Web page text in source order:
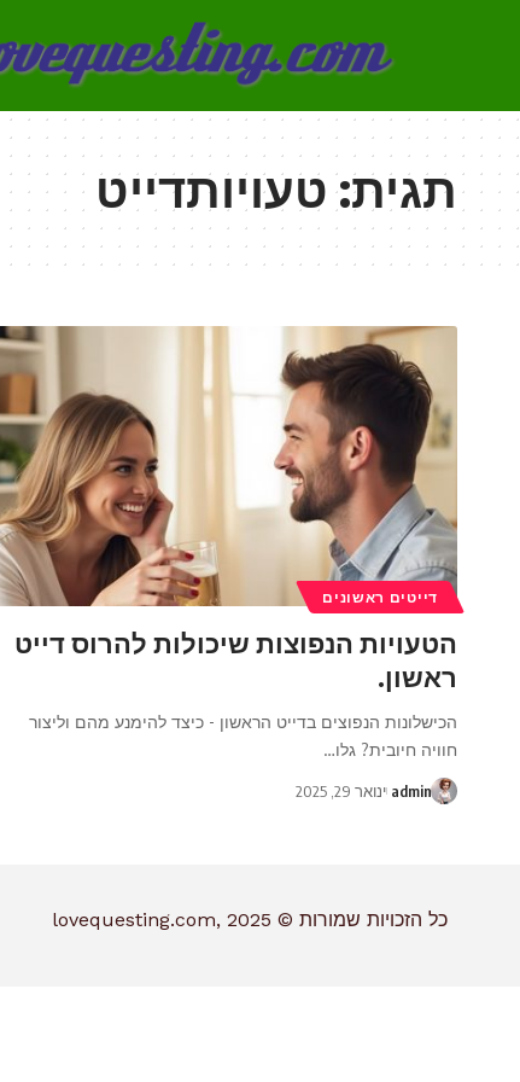
תגית:טעויותדייט
דייטים ראשונים
הטעויות הנפוצות שיכולות להרוס דייט
ראשון.
הכישלונות הנפוצים בדייט הראשון - כיצד להימנע מהם וליצור
חוויה חיובית? גלו…
admin ינואר 29, 2025
כל הזכויות שמורות © lovequesting.com, 2025